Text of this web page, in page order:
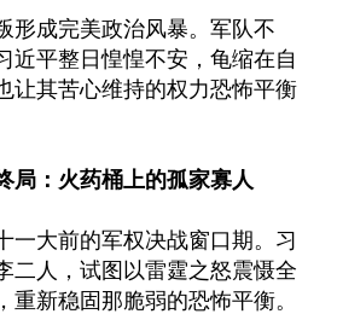
形成完美政治风暴。军队不
近平整日惶惶不安，龟缩在自
让其苦心维持的权力恐怖平衡
局：火药桶上的孤家寡人
一大前的军权决战窗口期。习
二人，试图以雷霆之怒震慑全
重新稳固那脆弱的恐怖平衡。